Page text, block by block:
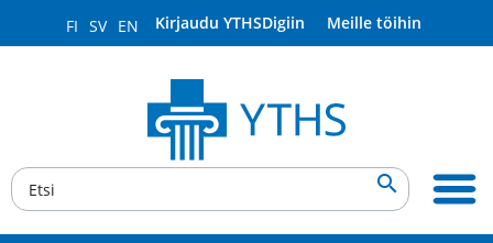
FI SV EN Kirjaudu YTHSDigiin Meille töihin
